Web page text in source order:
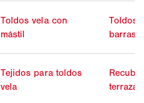
Toldos vela con
mástil
Toldos
barras
Tejidos para toldos
vela
terraza